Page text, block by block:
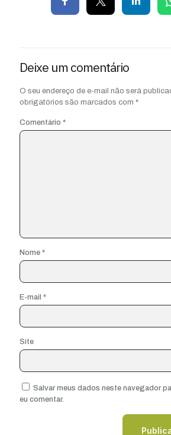
Deixe um comentário
O seu endereço de e-mail não será
obrigatórios são marcados com *
Comentário *
Nome *
E-mail *
Site
Salvar meus dados neste navegador
eu comentar.